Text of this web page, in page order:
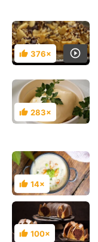
Hodnocení
376×
Hodnocení
283×
Hodnocení
14×
Hodnocení
100×